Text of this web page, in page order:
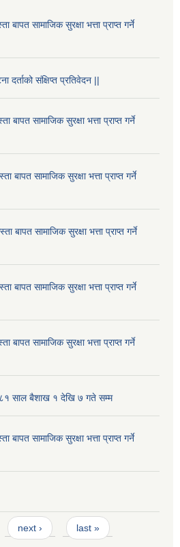
सामाजिक सुरक्षा भत्ता प्राप्त गर्ने
संक्षिप्त प्रतिवेदन ||
सामाजिक सुरक्षा भत्ता प्राप्त गर्ने
सामाजिक सुरक्षा भत्ता प्राप्त गर्ने
सामाजिक सुरक्षा भत्ता प्राप्त गर्ने
सामाजिक सुरक्षा भत्ता प्राप्त गर्ने
सामाजिक सुरक्षा भत्ता प्राप्त गर्ने
साल बैशाख १ देखि ७ गते सम्म
सामाजिक सुरक्षा भत्ता प्राप्त गर्ने
next › last »